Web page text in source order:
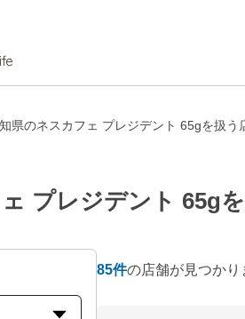
県のネスカフェ プレジデント 65gを扱う
プレジデント 65g
85件の店舗が見つかり